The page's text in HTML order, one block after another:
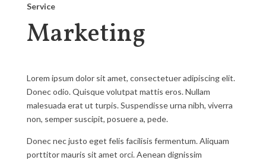
Service
Marketing
Lorem ipsum dolor sit amet, consectetuer adipiscing elit.
Donec odio. Quisque volutpat mattis eros. Nullam
malesuada erat ut turpis. Suspendisse urna nibh, viverra
non, semper suscipit, posuere a, pede.
Donec nec justo eget felis facilisis fermentum. Aliquam
porttitor mauris sit amet orci. Aenean dignissim